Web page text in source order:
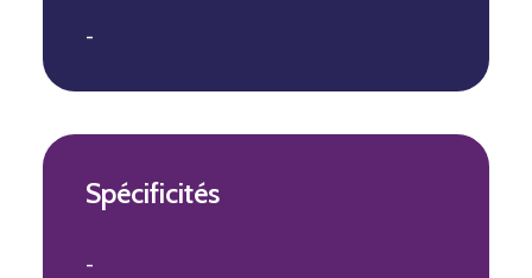
-
Spécificités
-